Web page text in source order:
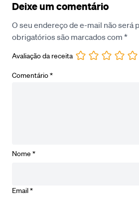
Deixe um comentário
O seu endereço de e-mail não será
obrigatórios são marcados com *
Avaliação da receita
Comentário*
Nome *
Email*